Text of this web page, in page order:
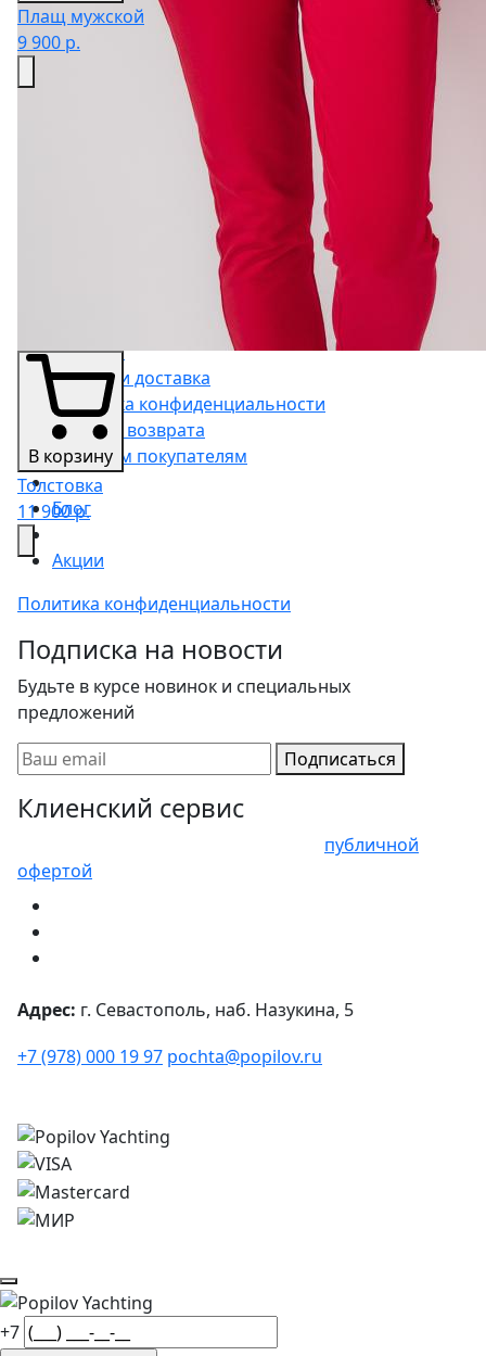
В корзину
Толстовка
11 900 р.
Плащ мужской
9 900 р.
Оформление заказа
Корзина
Оплата и доставка
Политика конфиденциальности
Условия возврата
Оптовым покупателям
Блог
Акции
Политика конфиденциальности
Подписка на новости
Будьте в курсе новинок и специальных
предложений
Подписаться
Клиенский сервис
публичной
офертой
Адрес: г. Севастополь, наб. Назукина, 5
+7 (978) 000 19 97 pochta@popilov.ru
+7